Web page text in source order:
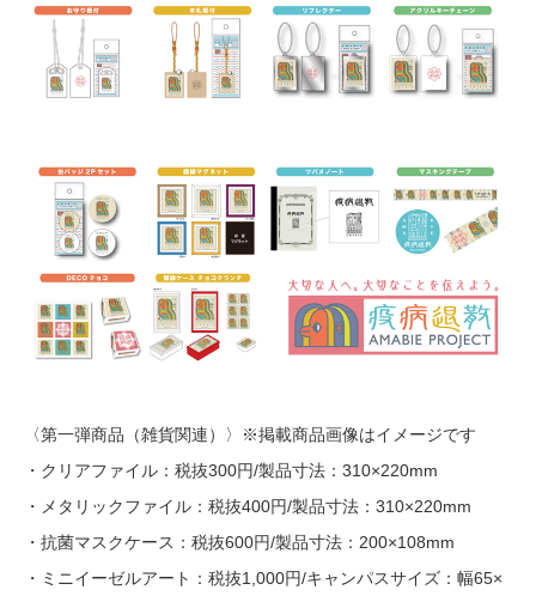
〈第一弾商品（雑貨関連）〉※掲載商品画像はイメージです
・クリアファイル：税抜300円/製品寸法：310×220mm
・メタリックファイル：税抜400円/製品寸法：310×220mm
・抗菌マスクケース：税抜600円/製品寸法：200×108mm
・ミニイーゼルアート：税抜1,000円/キャンパスサイズ：幅65×